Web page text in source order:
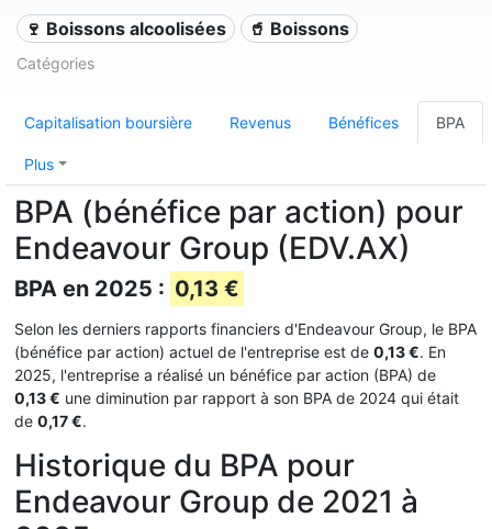
🍷 Boissons alcoolisées 🥤 Boissons
Catégories
Capitalisation boursière Revenus Bénéfices BPA
Plus
BPA (bénéfice par action) pour
Endeavour Group (EDV.AX)
BPA en 2025 : 0,13 €
Selon les derniers rapports financiers d'Endeavour Group, le BPA
(bénéfice par action) actuel de l'entreprise est de 0,13 €. En
2025, l'entreprise a réalisé un bénéfice par action (BPA) de
0,13 € une diminution par rapport à son BPA de 2024 qui était
de 0,17 €.
Historique du BPA pour
Endeavour Group de 2021 à